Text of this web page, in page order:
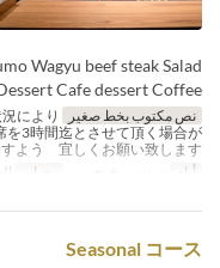
Wagyu beef steak Salad
Cafe dessert Coffee
نص مكتوب بخط صغير
を3時間迄とさせて頂く場合が
よう 宜しくお願い致します。
أيام
وجبات
Seasonal コース